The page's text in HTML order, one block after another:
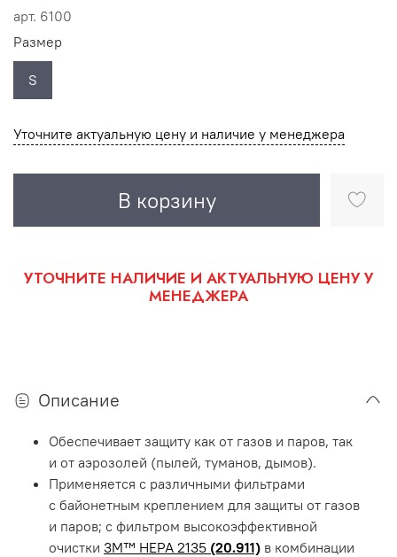
арт. 6100
Уточните актуальную цену и наличие у менеджера
В корзину
Размер
S
УТОЧНИТЕ НАЛИЧИЕ И АКТУАЛЬНУЮ ЦЕНУ У
МЕНЕДЖЕРА
Описание
Обеспечивает защиту как от газов и паров, так
и от аэрозолей (пылей, туманов, дымов).
Применяется с различными фильтрами
с байонетным креплением для защиты от газов
и паров; с фильтром высокоэффективной
очистки 3М™ HEPA 2135 (20.911) в комбинации